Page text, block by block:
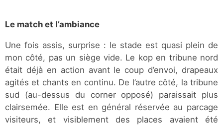
Le match et l’ambiance
Une fois assis, surprise : le stade est quasi plein de
mon côté, pas un siège vide. Le kop en tribune nord
était déjà en action avant le coup d’envoi, drapeaux
agités et chants en continu. De l’autre côté, la tribune
sud (au-dessus du corner opposé) paraissait plus
clairsemée. Elle est en général réservée au parcage
visiteurs, et visiblement des places avaient été